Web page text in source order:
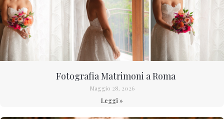
Fotografia Matrimoni a Roma
Maggio 28, 2026
Leggi »